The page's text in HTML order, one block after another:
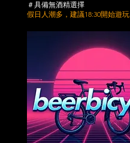
＃具備無酒精選擇
​假日人潮多，建議18:30開始遊玩​